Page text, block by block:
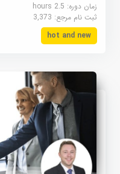
زمان دوره: 2.5 hours
ثبت نام مرجع:3,373
hot and new